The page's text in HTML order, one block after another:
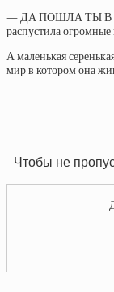
— ДА ПОШЛА ТЫ В
распустила
А маленькая
мир в котором она
Чтобы не